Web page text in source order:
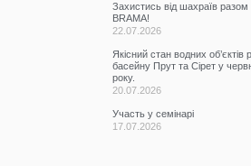
Захистись від шахраїв разом
BRAMA!
22.07.2026
Якісний стан водних об’єктів
басейну Прут та Сірет у
року.
20.07.2026
Участь у семінарі
17.07.2026